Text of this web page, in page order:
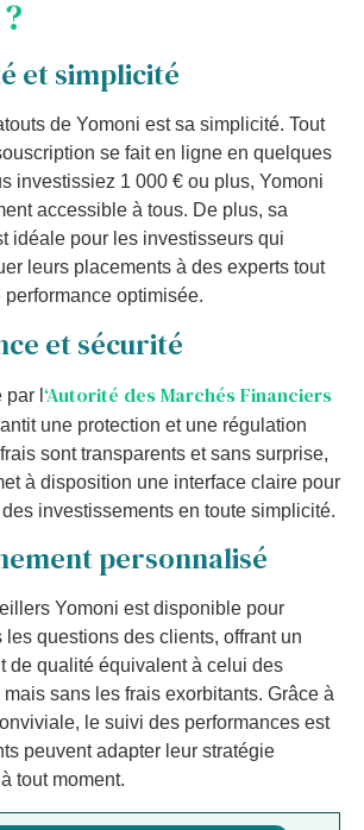
et simplicité
de Yomoni est sa simplicité. Tout
se fait en ligne en quelques
investissiez 1 000 € ou plus, Yomoni
accessible à tous. De plus, sa
idéale pour les investisseurs qui
leurs placements à des experts tout
performance optimisée.
et sécurité
l ‘Autorité des Marchés Financiers
une protection et une régulation
sont transparents et sans surprise,
à disposition une interface claire pour
investissements en toute simplicité.
personnalisé
Yomoni est disponible pour
les questions des clients, offrant un
de qualité équivalent à celui des
sans les frais exorbitants. Grâce à
le suivi des performances est
peuvent adapter leur stratégie
tout moment.